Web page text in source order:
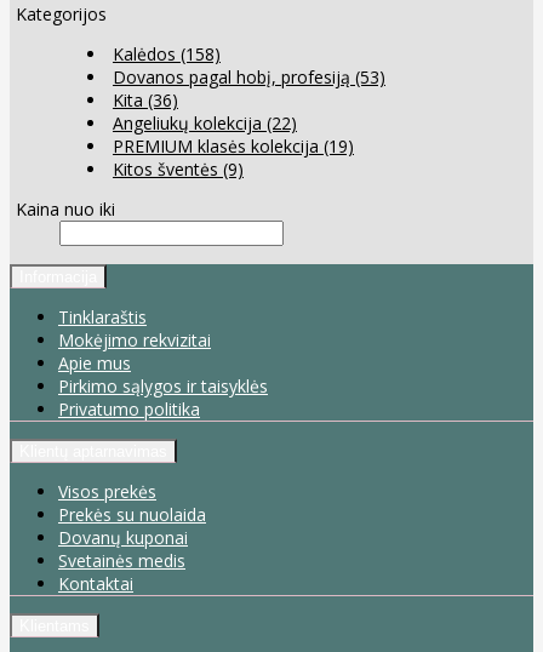
Kategorijos
Kalėdos (158)
Dovanos pagal hobį, profesiją (53)
Kita (36)
Angeliukų kolekcija (22)
PREMIUM klasės kolekcija (19)
Kitos šventės (9)
Kaina nuo iki
Tinklaraštis
Mokėjimo rekvizitai
Apie mus
Pirkimo sąlygos ir taisyklės
Privatumo politika
Visos prekės
Prekės su nuolaida
Dovanų kuponai
Svetainės medis
Kontaktai